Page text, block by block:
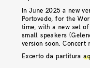
In June 2025 a new
Portovedo, for the
time, with a new set
small speakers
version soon. Concert
Excerto da partitura